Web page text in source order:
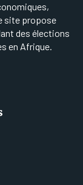
site propose
des élections
en Afrique.